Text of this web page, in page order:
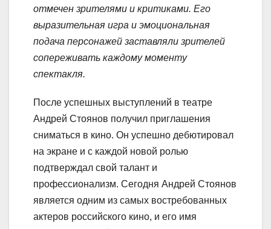
отмечен зрителями и критиками. Его
выразительная игра и эмоциональная
подача персонажей заставляли зрителей
сопереживать каждому моменту
спектакля.
После успешных выступлений в театре
Андрей Стоянов получил приглашения
сниматься в кино. Он успешно дебютировал
на экране и с каждой новой ролью
подтверждал свой талант и
профессионализм. Сегодня Андрей Стоянов
является одним из самых востребованных
актеров российского кино, и его имя